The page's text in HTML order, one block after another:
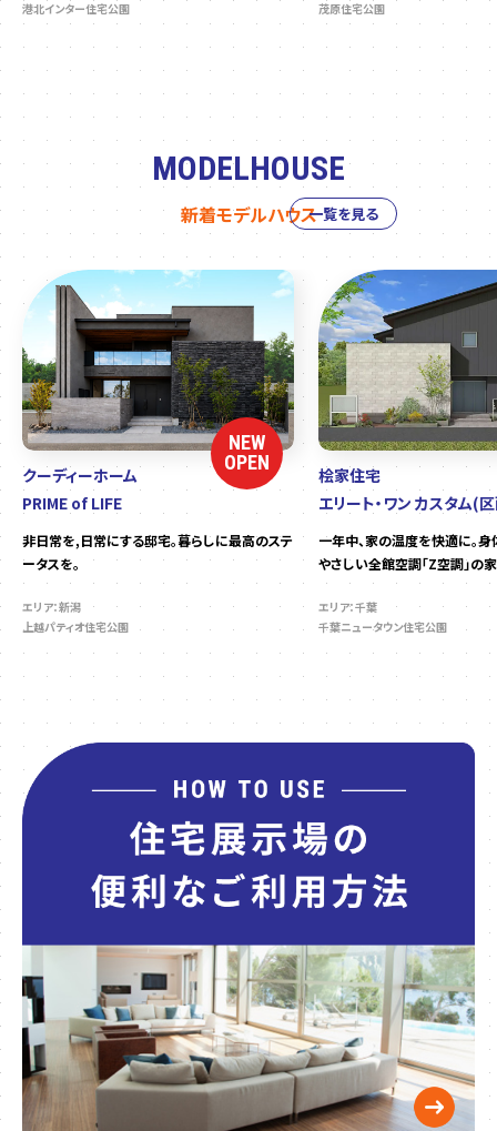
港北インター住宅公園
茂原住宅公園
MODELHOUSE
新着モデルハウス
NEW
OPEN
クーディーホーム
PRIME of LIFE
非日常を,日常にする邸宅。暮らしに最高のステ
ータスを。
エリア：新潟
上越パティオ住宅公園
桧家住宅
エリート・ワン カスタム(
一年中、家の温度を快適に。
やさしい全館空調「Z空調」の家
エリア：千葉
千葉ニュータウン住宅公園
一覧を見る